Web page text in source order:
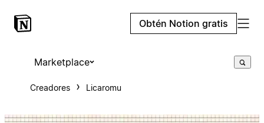
Obtén Notion gratis
Marketplace
Creadores Licaromu